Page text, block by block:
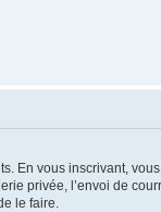
En vous inscrivant,
privée, l’envoi de
le faire.